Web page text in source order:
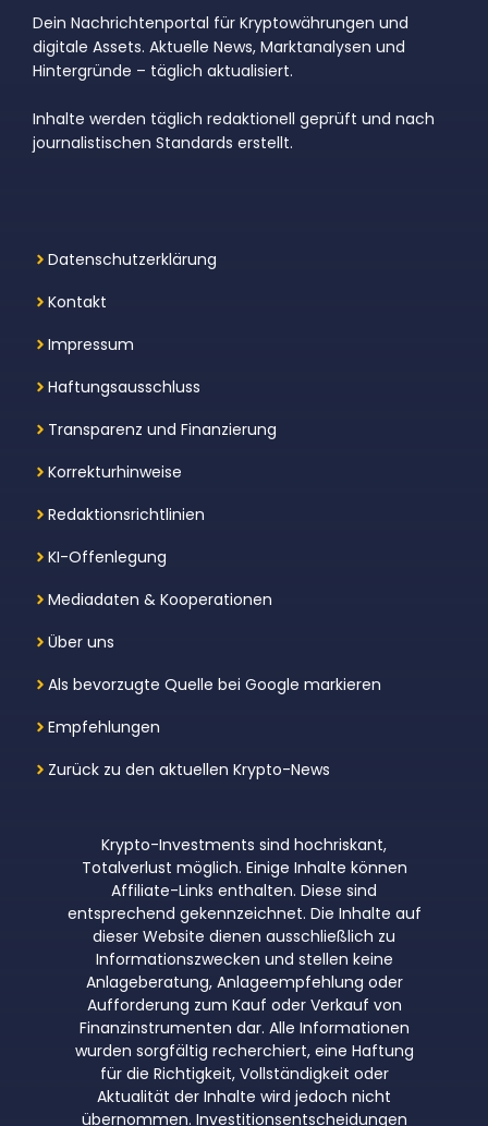
Dein Nachrichtenportal für Kryptowährungen und
digitale Assets. Aktuelle News, Marktanalysen und
Hintergründe – täglich aktualisiert.
Inhalte werden täglich redaktionell geprüft und nach
journalistischen Standards erstellt.
Datenschutzerklärung
Kontakt
Impressum
Haftungsausschluss
Transparenz und Finanzierung
Korrekturhinweise
Redaktionsrichtlinien
KI-Offenlegung
Mediadaten & Kooperationen
Über uns
Als bevorzugte Quelle bei Google markieren
Empfehlungen
Zurück zu den aktuellen Krypto-News
Krypto-Investments sind hochriskant,
Totalverlust möglich. Einige Inhalte können
Affiliate-Links enthalten. Diese sind
entsprechend gekennzeichnet. Die Inhalte auf
dieser Website dienen ausschließlich zu
Informationszwecken und stellen keine
Anlageberatung, Anlageempfehlung oder
Aufforderung zum Kauf oder Verkauf von
Finanzinstrumenten dar. Alle Informationen
wurden sorgfältig recherchiert, eine Haftung
für die Richtigkeit, Vollständigkeit oder
Aktualität der Inhalte wird jedoch nicht
übernommen. Investitionsentscheidungen